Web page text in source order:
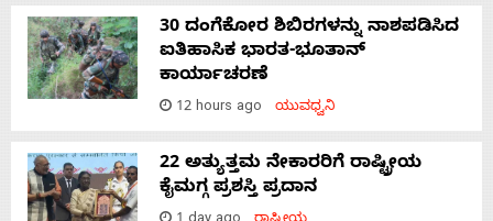
30 ದಂಗೆಕೋರ ಶಿಬಿರಗಳನ್ನು ನಾಶಪಡಿಸಿದ
ಐತಿಹಾಸಿಕ ಭಾರತ-ಭೂತಾನ್
ಕಾರ್ಯಾಚರಣೆ
12 hours ago ಯುವಧ್ವನಿ
22 ಅತ್ಯುತ್ತಮ ನೇಕಾರರಿಗೆ ರಾಷ್ಟ್ರೀಯ
ಕೈಮಗ್ಗ ಪ್ರಶಸ್ತಿ ಪ್ರದಾನ